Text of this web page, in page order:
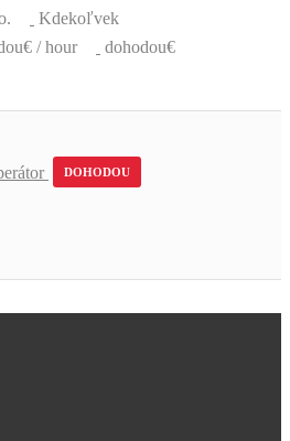
Kdekoľvek
/ hour
dohodou€
DOHODOU